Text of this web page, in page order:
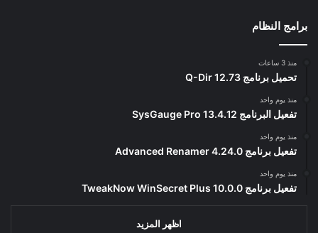
برامج النظام
منذ 3 ساعات
تحميل برنامج Q-Dir 12.73
منذ يوم واحد
تفعيل البرنامج 13.4.12 SysGauge Pro
منذ يوم واحد
تفعيل برنامج Advanced Renamer 4.24.0
منذ يوم واحد
تفعيل برنامج TweakNow WinSecret Plus 10.0.0
اظهر المزيد